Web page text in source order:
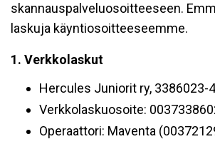
skannauspalveluosoitteeseen.
laskuja käyntiosoitteeseemme.
1. Verkkolaskut
Hercules Juniorit ry, 3386023-4
Verkkolaskuosoite:
Operaattori: Maventa